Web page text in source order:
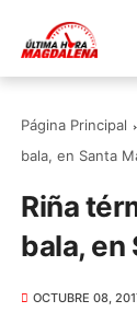
Página Principal
bala, en Santa
Riña
bala, en
OCTUBRE 08,